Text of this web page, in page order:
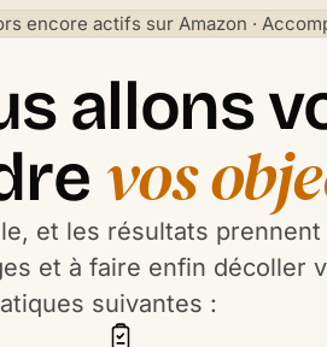
encore actifs sur Amazon ·
allons
vos
et les résultats
et à faire enfin décoller
suivantes :